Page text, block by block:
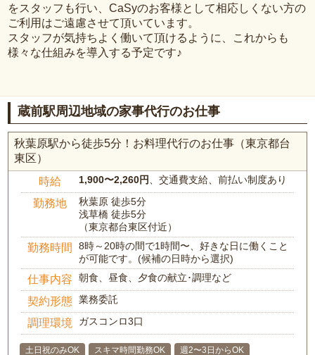
をスタッフも行い、CaSyのお客様として相応しくない方の
ご利用はご遠慮させて頂いています。
スタッフが気持ちよく働いて頂けるように、これからも
様々な仕組みを導入する予定です♪
蔵前駅周辺地域の家事代行のお仕事
秋葉原駅から徒歩5分！お料理代行のお仕事（東京都台
東区）
時給 1,900〜2,260円、交通費支給、前払い制度あり
勤務地
秋葉原 徒歩5分
浅草橋 徒歩5分
（東京都台東区付近）
勤務時間
8時～20時の間で1時間〜、好きな日に働くこと
が可能です。(候補の日時から選択)
仕事内容 朝食、昼食、夕食の献立･調理など
契約形態 業務委託
調理環境 ガスコンロ3口
土日祝のみOK スキマ時間勤務OK 週2〜3日からOK